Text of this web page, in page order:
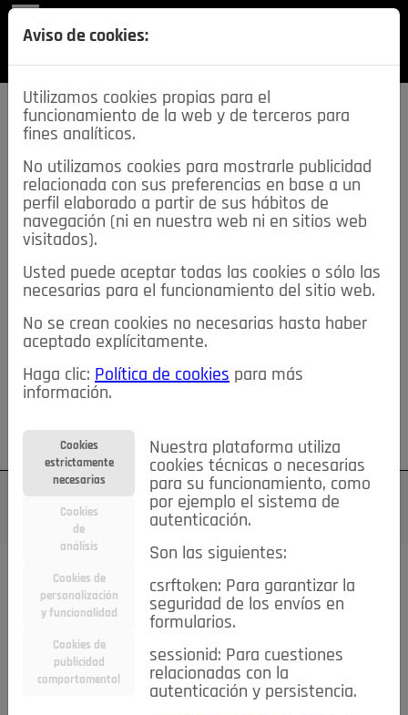
SECCIONES
descarga esta
REVISTA
≡NOTICIAS
NOTICIAS SERVICIOS DE INTERÉS
TABLÓN DE ANUNCIOS MIS ANUNCIOS CONTACTO
NOSOTROS
Su cuenta Regístrese ¿Olvidó su contraseña?
TODAS Deporte Bicicletas Deportes y Ocio
Electrodomésticos
Niños y Bebés Inmobiliaria Construcción y Reformas
Moda Accesorios Ropa Motor
Aviso de cookies:
Utilizamos cookies propias para el
funcionamiento de la web y de terceros para
fines analíticos.
No utilizamos cookies para mostrarle publicidad
relacionada con sus preferencias en base a un
perfil elaborado a partir de sus hábitos de
navegación (ni en nuestra web ni en sitios web
visitados).
Usted puede aceptar todas las cookies o sólo las
necesarias para el funcionamiento del sitio web.
No se crean cookies no necesarias hasta haber
aceptado explícitamente.
Haga clic: Política de cookies para más
información.
Cookies
estrictamente
necesarias
Cookies
de
análisis
Cookies de
personalización
y funcionalidad
Cookies de
publicidad
comportamental
Nuestra plataforma utiliza
cookies técnicas o necesarias
para su funcionamiento, como
por ejemplo el sistema de
autenticación.
Son las siguientes:
csrftoken: Para garantizar la
seguridad de los envíos en
formularios.
sessionid: Para cuestiones
relacionadas con la
autenticación y persistencia.